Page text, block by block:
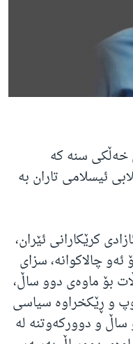
خەڵکی سنە کە
ئیسلامی تاران بە
کرێکارانی ئێران،
بۆ ئەو چالاکوانە، سزای
بۆ ماوەی دوو ساڵ،
و ڕێکخراوە سیاسی
ساڵ و دوورکەوتنە لە